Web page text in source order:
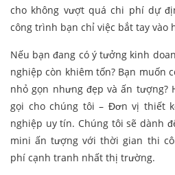
cho không vượt quá chi phí dự
công trình bạn chỉ việc bắt tay vào
Nếu bạn đang có ý tưởng kinh
nghiệp còn khiêm tốn? Bạn muốn
nhỏ gọn nhưng đẹp và ấn tượng?
gọi cho chúng tôi – Đơn vị thiết
nghiệp uy tín. Chúng tôi sẽ dành
mini ấn tượng với thời gian thi
phí cạnh tranh nhất thị trường.